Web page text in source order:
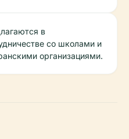
в
со школами и
организациями.